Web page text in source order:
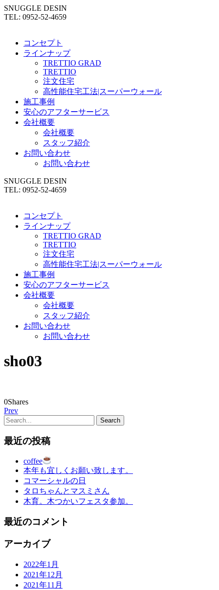
SNUGGLE DESIN
TEL: 0952-52-4659
コンセプト
ラインナップ
TRETTIO GRAD
TRETTIO
注文住宅
高性能住宅工法|スーパーウォール
施工事例
安心のアフターサービス
会社概要
会社概要
スタッフ紹介
お問い合わせ
お問い合わせ
SNUGGLE DESIN
TEL: 0952-52-4659
コンセプト
ラインナップ
TRETTIO GRAD
TRETTIO
注文住宅
高性能住宅工法|スーパーウォール
施工事例
安心のアフターサービス
会社概要
会社概要
スタッフ紹介
お問い合わせ
お問い合わせ
sho03
0Shares
Prev
最近の投稿
coffee
本年も宜しくお願い致します。
コマーシャルの日
タロちゃんとマスミさん
木育。木つかいフェスタ参加。
最近のコメント
アーカイブ
2022年1月
2021年12月
2021年11月